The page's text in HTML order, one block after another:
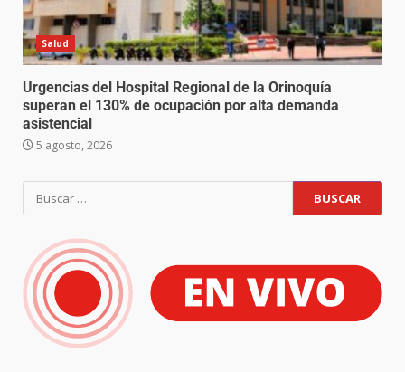
Salud
Urgencias del Hospital Regional de la Orinoquía
superan el 130% de ocupación por alta demanda
asistencial
5 agosto, 2026